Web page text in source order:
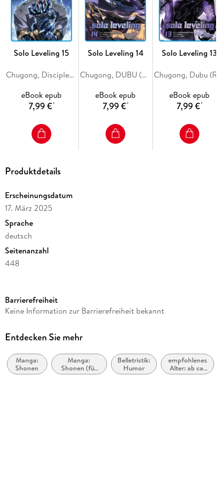
Solo Leveling 15
Chugong, Disciples (Redice Studio), H-Goon
eBook epub
7,99 €*
Solo Leveling 14
Chugong, DUBU (REDICE STUDIO), h-goon
eBook epub
7,99 €*
Solo Leveling 13
eBook epub
7,99 €*
Produktdetails
Erscheinungsdatum
17. März 2025
Sprache
deutsch
Seitenanzahl
448
Altersempfehlung
Reihe
Autor/Autorin
Chugong, Peperon
Barrierefreiheit
Keine Information zur Barrierefreiheit bekannt
Entdecken Sie mehr
Manga:
Shonen
Manga:
Shonen (für
Jungen im
Belletristik:
Humor
empfohlenes
Alter: ab ca.
15 Jahren